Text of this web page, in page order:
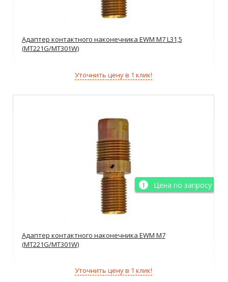
Адаптер контактного наконечника EWM M7 L31,5
(MT221G/MT301W)
Уточнить цену в 1 клик!
Цена по запросу
Адаптер контактного наконечника EWM M7
(MT221G/MT301W)
Уточнить цену в 1 клик!